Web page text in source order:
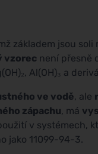
základem jsou
vzorec není přesně
Al(OH)₃ a
ve vodě, ale
zápachu, má
v systémech,
jako 11099-94-3.